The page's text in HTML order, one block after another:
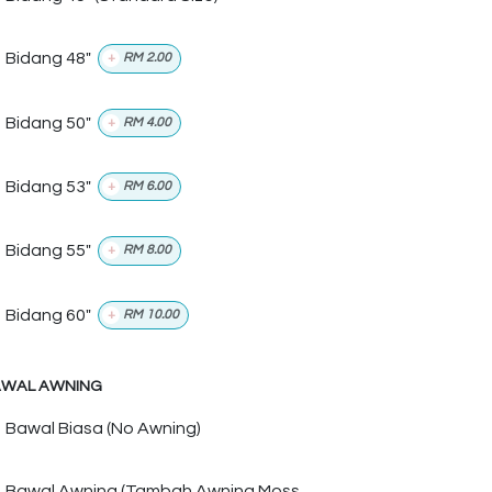
Bidang 48" + RM2.00
Bidang 50" + RM 4.00
Bidang 53" + RM 6.00
Bidang 55" + RM 8.00
Bidang 60" + RM 10.00
AWNING
Bawal Biasa (No Awning)